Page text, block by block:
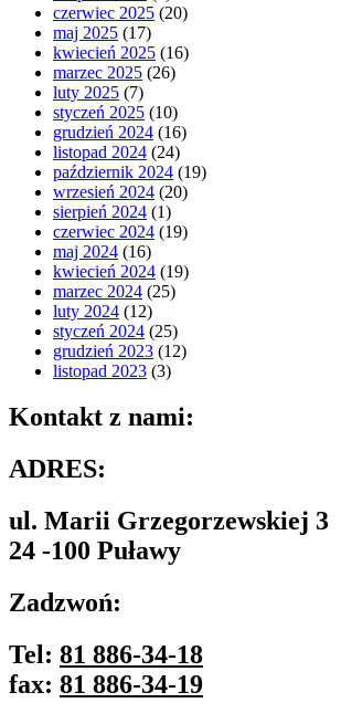
czerwiec 2025 (20)
maj 2025 (17)
kwiecień 2025 (16)
marzec 2025 (26)
luty 2025 (7)
styczeń 2025 (10)
grudzień 2024 (16)
listopad 2024 (24)
październik 2024 (19)
wrzesień 2024 (20)
sierpień 2024 (1)
czerwiec 2024 (19)
maj 2024 (16)
kwiecień 2024 (19)
marzec 2024 (25)
luty 2024 (12)
styczeń 2024 (25)
grudzień 2023 (12)
listopad 2023 (3)
Kontakt z nami:
ADRES:
ul. Marii Grzegorzewskiej 3
24 -100 Puławy
Zadzwoń:
Tel: 81 886-34-18
fax: 81 886-34-19